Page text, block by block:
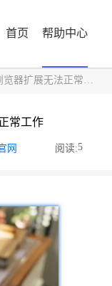
首页 帮助中心
器扩展无法正常工作
常工作
网 阅读:5